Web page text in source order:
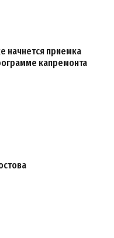
начнется приемка
капремонта